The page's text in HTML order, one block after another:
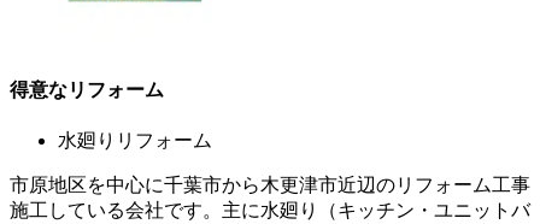
得意なリフォーム
水廻りリフォーム
市原地区を中心に千葉市から木更津市近辺のリフォーム工事
施工している会社です。主に水廻り（キッチン・ユニットバ